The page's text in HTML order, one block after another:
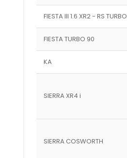
FIESTA III 1.6 XR2 - RS TURBO
FIESTA TURBO 90
KA
SIERRA XR4 i
SIERRA COSWORTH